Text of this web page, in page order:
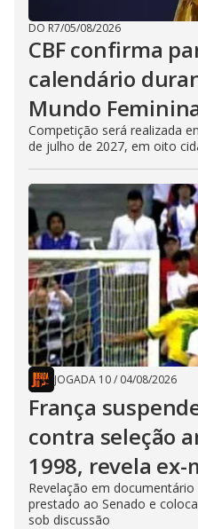
DO R7/05/08/2026
CBF confirma
calendário
Mundo
Competição será realizada
de julho de 2027, em oito
JOGADA 10/ 04/08/2026
França
contra seleção
1998, revela
Revelação em
prestado ao Senado e
sob discussão